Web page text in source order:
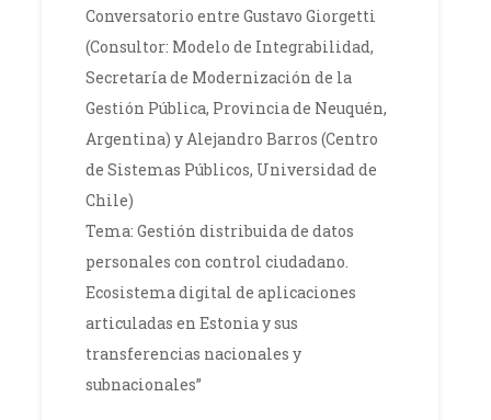
Conversatorio entre Gustavo Giorgetti
(Consultor: Modelo de Integrabilidad,
Secretaría de Modernización de la
Gestión Pública, Provincia de Neuquén,
Argentina) y Alejandro Barros (Centro
de Sistemas Públicos, Universidad de
Chile)
Tema: Gestión distribuida de datos
personales con control ciudadano.
Ecosistema digital de aplicaciones
articuladas en Estonia y sus
transferencias nacionales y
subnacionales”